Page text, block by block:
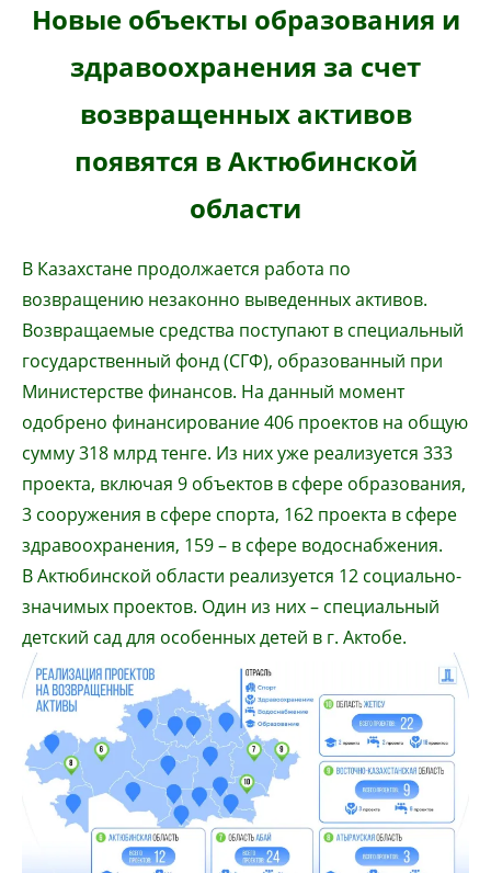
Новые объекты образования и
здравоохранения за счет
возвращенных активов
появятся в Актюбинской
области
В Казахстане продолжается работа по
возвращению незаконно выведенных активов.
Возвращаемые средства поступают в специальный
государственный фонд (СГФ), образованный при
Министерстве финансов. На данный момент
одобрено финансирование 406 проектов на общую
сумму 318 млрд тенге. Из них уже реализуется 333
проекта, включая 9 объектов в сфере образования,
3 сооружения в сфере спорта, 162 проекта в сфере
здравоохранения, 159 – в сфере водоснабжения.
В Актюбинской области реализуется 12 социально-
значимых проектов. Один из них – специальный
детский сад для особенных детей в г. Актобе.